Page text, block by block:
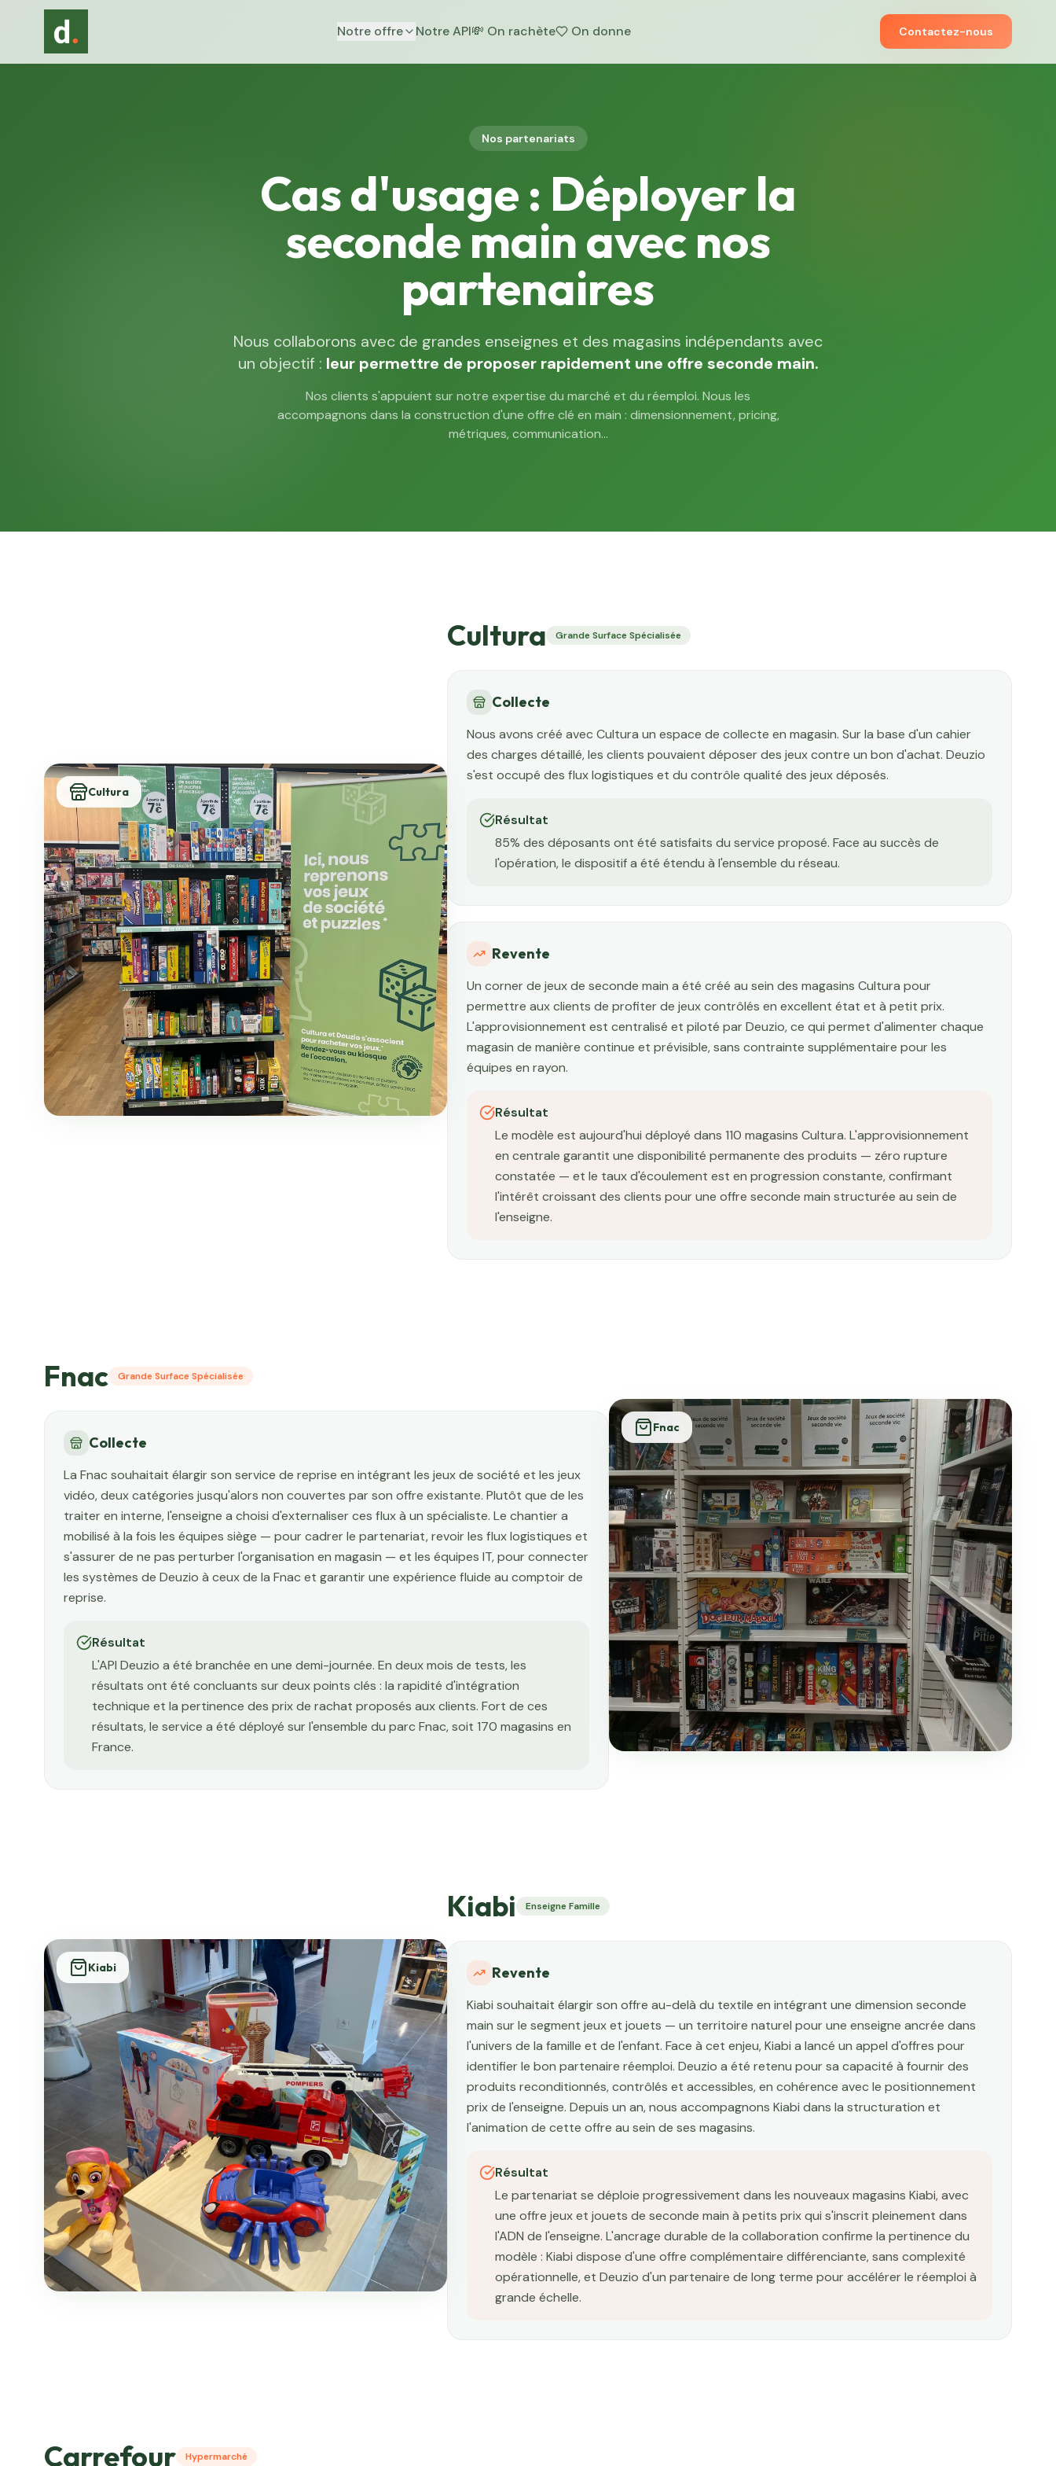
Notre offre Notre API💸 On rachète On donne Contactez-nous
Nos partenariats
Cas d'usage : Déployer la
seconde main avec nos
partenaires
Nous collaborons avec de grandes enseignes et des magasins indépendants avec
un objectif : leur permettre de proposer rapidement une offre seconde main.
Nos clients s'appuient sur notre expertise du marché et du réemploi. Nous les
accompagnons dans la construction d'une offre clé en main : dimensionnement, pricing,
métriques, communication…
Cultura
Cultura Grande Surface Spécialisée
Collecte
Nous avons créé avec Cultura un espace de collecte en magasin. Sur la base d'un cahier
des charges détaillé, les clients pouvaient déposer des jeux contre un bon d'achat. Deuzio
s'est occupé des flux logistiques et du contrôle qualité des jeux déposés.
Résultat
85% des déposants ont été satisfaits du service proposé. Face au succès de
l'opération, le dispositif a été étendu à l'ensemble du réseau.
Revente
Un corner de jeux de seconde main a été créé au sein des magasins Cultura pour
permettre aux clients de profiter de jeux contrôlés en excellent état et à petit prix.
L'approvisionnement est centralisé et piloté par Deuzio, ce qui permet d'alimenter chaque
magasin de manière continue et prévisible, sans contrainte supplémentaire pour les
équipes en rayon.
Résultat
Le modèle est aujourd'hui déployé dans 110 magasins Cultura. L'approvisionnement
en centrale garantit une disponibilité permanente des produits — zéro rupture
constatée — et le taux d'écoulement est en progression constante, confirmant
l'intérêt croissant des clients pour une offre seconde main structurée au sein de
l'enseigne.
Fnac
Fnac Grande Surface Spécialisée
Collecte
La Fnac souhaitait élargir son service de reprise en intégrant les jeux de société et les jeux
vidéo, deux catégories jusqu'alors non couvertes par son offre existante. Plutôt que de les
traiter en interne, l'enseigne a choisi d'externaliser ces flux à un spécialiste. Le chantier a
mobilisé à la fois les équipes siège — pour cadrer le partenariat, revoir les flux logistiques et
s'assurer de ne pas perturber l'organisation en magasin — et les équipes IT, pour connecter
les systèmes de Deuzio à ceux de la Fnac et garantir une expérience fluide au comptoir de
reprise.
Résultat
L'API Deuzio a été branchée en une demi-journée. En deux mois de tests, les
résultats ont été concluants sur deux points clés : la rapidité d'intégration
technique et la pertinence des prix de rachat proposés aux clients. Fort de ces
résultats, le service a été déployé sur l'ensemble du parc Fnac, soit 170 magasins en
France.
Kiabi
Kiabi Enseigne Famille
Revente
Kiabi souhaitait élargir son offre au-delà du textile en intégrant une dimension seconde
main sur le segment jeux et jouets — un territoire naturel pour une enseigne ancrée dans
l'univers de la famille et de l'enfant. Face à cet enjeu, Kiabi a lancé un appel d'offres pour
identifier le bon partenaire réemploi. Deuzio a été retenu pour sa capacité à fournir des
produits reconditionnés, contrôlés et accessibles, en cohérence avec le positionnement
prix de l'enseigne. Depuis un an, nous accompagnons Kiabi dans la structuration et
l'animation de cette offre au sein de ses magasins.
Résultat
Le partenariat se déploie progressivement dans les nouveaux magasins Kiabi, avec
une offre jeux et jouets de seconde main à petits prix qui s'inscrit pleinement dans
l'ADN de l'enseigne. L'ancrage durable de la collaboration confirme la pertinence du
modèle : Kiabi dispose d'une offre complémentaire différenciante, sans complexité
opérationnelle, et Deuzio d'un partenaire de long terme pour accélérer le réemploi à
grande échelle.
Carrefour Hypermarché